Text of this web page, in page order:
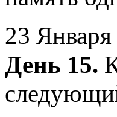
23
День 15.